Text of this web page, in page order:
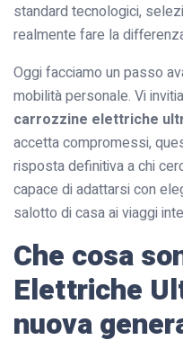
standard tecnologici,
realmente fare la
Oggi facciamo un passo
mobilità personale. Vi
carrozzine elettriche
accetta compromessi,
risposta definitiva a chi
capace di adattarsi con
salotto di casa ai viaggi
Che cosa
Elettriche
nuova